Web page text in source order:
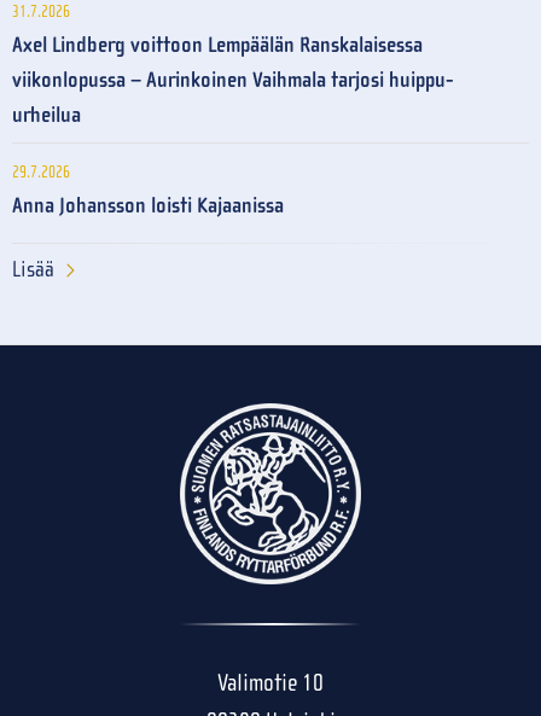
31.7.2026
Axel Lindberg voittoon Lempäälän Ranskalaisessa
viikonlopussa – Aurinkoinen Vaihmala tarjosi huippu-
urheilua
29.7.2026
Anna Johansson loisti Kajaanissa
Lisää
Valimotie 10